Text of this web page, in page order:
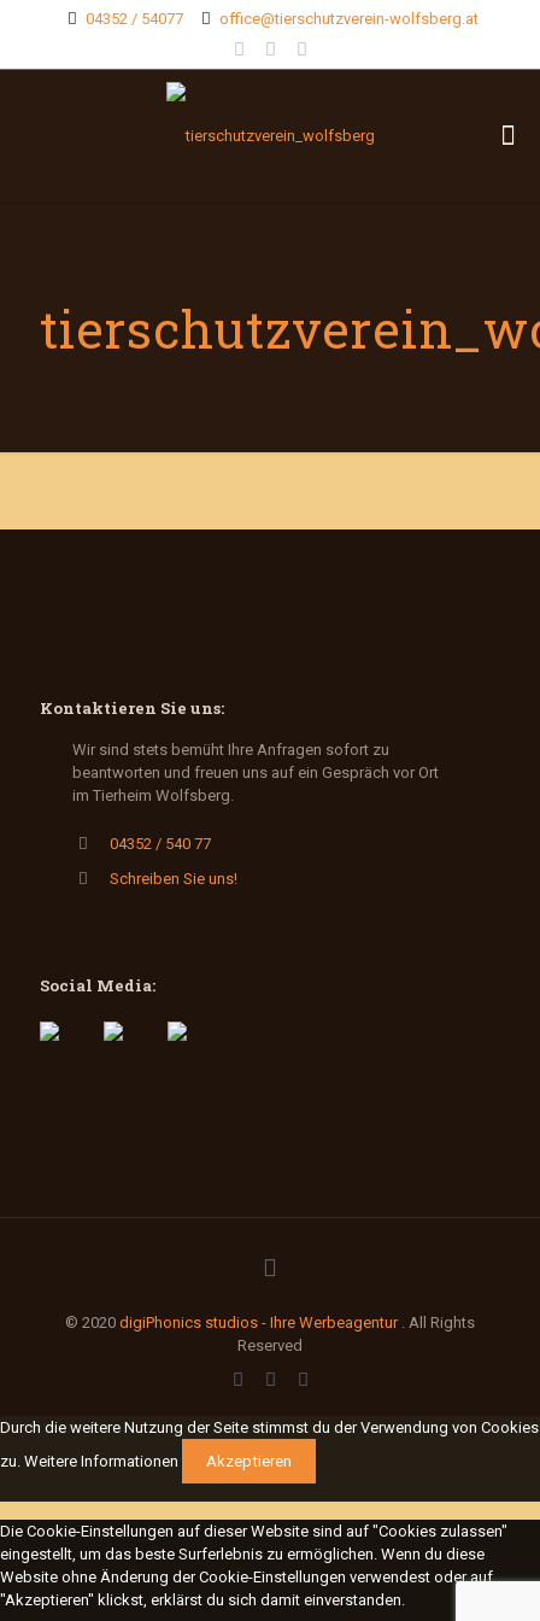
04352 / 54077 office@tierschutzverein-wolfsberg.at
Kontaktieren Sie uns:
Wir sind stets bemüht Ihre Anfragen sofort zu
beantworten und freuen uns auf ein Gespräch vor Ort
im Tierheim Wolfsberg.
04352 / 540 77
Schreiben Sie uns!
Social Media:
© 2020 digiPhonics studios - Ihre Werbeagentur . All Rights
Reserved
Durch die weitere Nutzung der Seite stimmst du der Verwendung von Cookies
zu. Weitere Informationen Akzeptieren
Die Cookie-Einstellungen auf dieser Website sind auf "Cookies zulassen"
eingestellt, um das beste Surferlebnis zu ermöglichen. Wenn du diese
Website ohne Änderung der Cookie-Einstellungen verwendest oder auf
"Akzeptieren" klickst, erklärst du sich damit einverstanden.